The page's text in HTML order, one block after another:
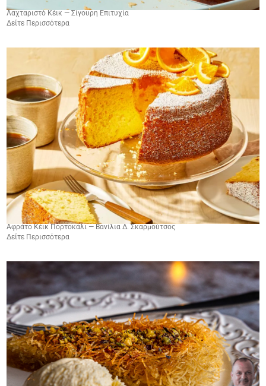
Λαχταριστό Κέικ — Σίγουρη Επιτυχία
Δείτε Περισσότερα
Αφράτο Κέικ Πορτοκάλι — Βανίλια Δ. Σκαρμούτσος
Δείτε Περισσότερα